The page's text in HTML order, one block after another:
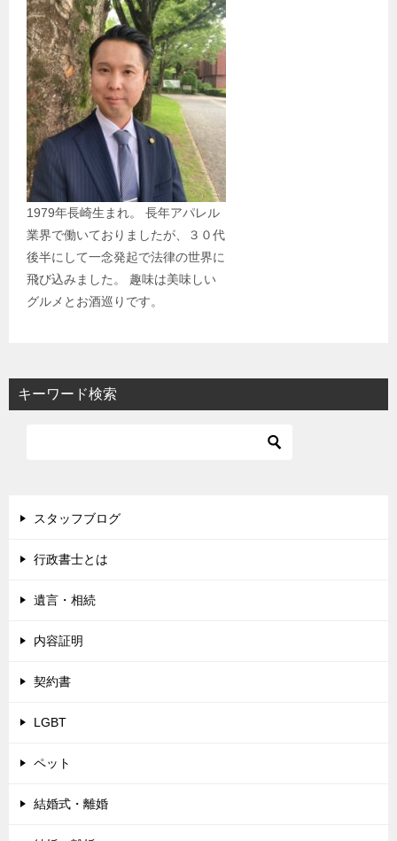
1979年長崎生まれ。 長年アパレル
業界で働いておりましたが、３０代
後半にして一念発起で法律の世界に
飛び込みました。 趣味は美味しい
グルメとお酒巡りです。
キーワード検索
スタッフブログ
行政書士とは
遺言・相続
内容証明
契約書
LGBT
ペット
結婚式・離婚